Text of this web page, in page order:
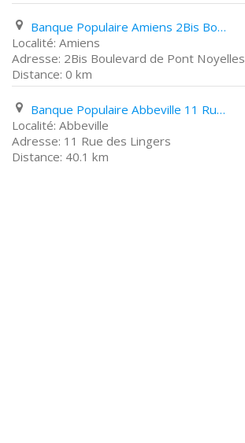
Banque Populaire Amiens 2Bis Boulevard de Pont Noyelles
Amiens
2Bis Boulevard de Pont Noyelles
0 km
Banque Populaire Abbeville 11 Rue des Lingers
Abbeville
11 Rue des Lingers
40.1 km